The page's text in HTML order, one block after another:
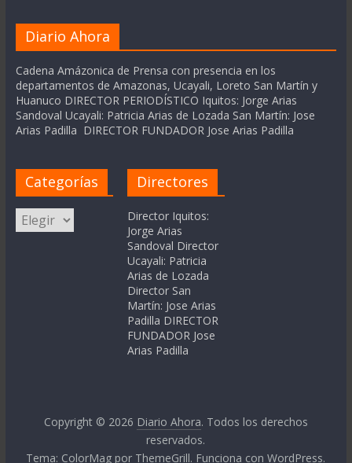
Diario Ahora
Cadena Amázonica de Prensa con presencia en los
departamentos de Amazonas, Ucayali, Loreto San Martín y
Huanuco DIRECTOR PERIODÍSTICO Iquitos: Jorge Arias
Sandoval Ucayali: Patricia Arias de Lozada San Martín: Jose
Arias Padilla DIRECTOR FUNDADOR Jose Arias Padilla
Categorías
Categorías
Directores
Director Iquitos:
Jorge Arias
Sandoval Director
Ucayali: Patricia
Arias de Lozada
Director San
Martín: Jose Arias
Padilla DIRECTOR
FUNDADOR Jose
Arias Padilla
Copyright © 2026 Diario Ahora. Todos los derechos
reservados.
Tema: ColorMag por ThemeGrill. Funciona conWordPress.